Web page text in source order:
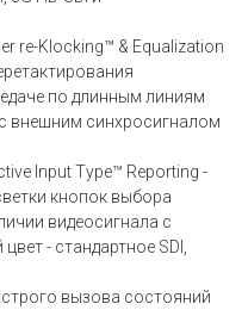
re-Klocking™ & Equalization
по длинным линиям
внешним синхросигналом
Input Type™ Reporting -
кнопок выбора
видеосигнала с
- стандартное SDI,
вызова состояний